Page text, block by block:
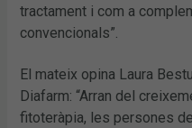
tractament i com a
convencionals”.
El mateix opina Laura
Diafarm: “Arran del
fitoteràpia, les persones